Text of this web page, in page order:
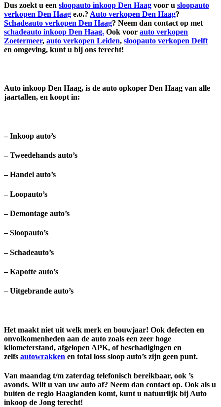
Dus zoekt u een sloopauto inkoop Den Haag voor u sloopauto
verkopen Den Haag e.o.? Auto verkopen Den Haag?
Schadeauto verkopen Den Haag? Neem dan contact op met
schadeauto inkoop Den Haag. Ook voor auto verkopen
Zoetermeer, auto verkopen Leiden, sloopauto verkopen Delft
en omgeving, kunt u bij ons terecht!
Auto inkoop Den Haag, is de auto opkoper Den Haag van alle
jaartallen, en koopt in:
– Inkoop auto’s
– Tweedehands auto’s
– Handel auto’s
– Loopauto’s
– Demontage auto’s
– Sloopauto’s
– Schadeauto’s
– Kapotte auto’s
– Uitgebrande auto’s
Het maakt niet uit welk merk en bouwjaar! Ook defecten en
onvolkomenheden aan de auto zoals een zeer hoge
kilometerstand, afgelopen APK, of beschadigingen en
zelfs autowrakken en total loss sloop auto’s zijn geen punt.
Van maandag t/m zaterdag telefonisch bereikbaar, ook ’s
avonds. Wilt u van uw auto af? Neem dan contact op. Ook als u
buiten de regio Haaglanden komt, kunt u natuurlijk bij Auto
inkoop de Jong terecht!